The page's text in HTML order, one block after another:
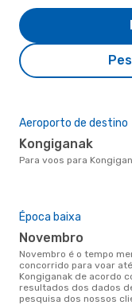
Aeroporto de destino
Kongiganak
Para voos para
Época baixa
novembro
novembro é o tempo menos
concorrido para voar até
Kongiganak de acordo
resultados dos dados
pesquisa dos nossos